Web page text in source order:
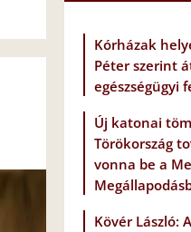
Kórházak
Péter szerint
egészségügyi
Új katonai
Törökország
vonna be a
Kövér László: